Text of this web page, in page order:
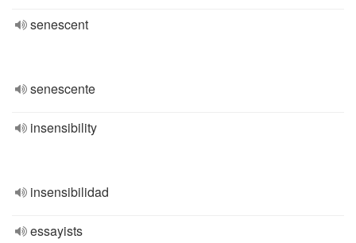
senescent
senescente
insensibility
insensibilidad
essayists